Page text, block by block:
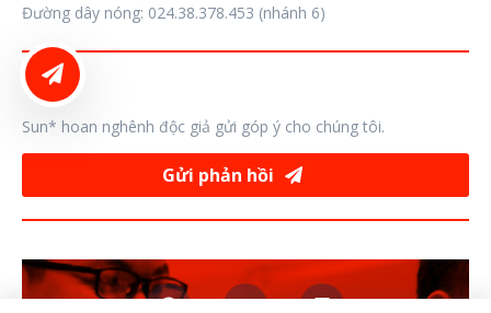
Đường dây nóng: 024.38.378.453 (nhánh 6)
GÓP Ý
Sun* hoan nghênh độc giả gửi góp ý cho chúng tôi.
Gửi phản hồi
LIÊN HỆ ĐĂNG BÀI